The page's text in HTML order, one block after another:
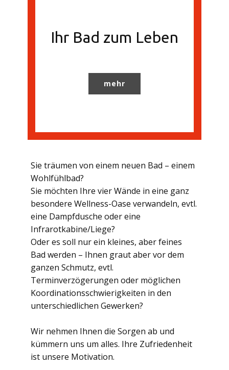
Ihr Bad zum Leben
mehr
Sie träumen von einem neuen Bad – einem
Wohlfühlbad?
Sie möchten Ihre vier Wände in eine ganz
besondere Wellness-Oase verwandeln, evtl.
eine Dampfdusche oder eine
Infrarotkabine/Liege?
Oder es soll nur ein kleines, aber feines
Bad werden – Ihnen graut aber vor dem
ganzen Schmutz, evtl.
Terminverzögerungen oder möglichen
Koordinationsschwierigkeiten in den
unterschiedlichen Gewerken?
Wir nehmen Ihnen die Sorgen ab und
kümmern uns um alles. Ihre Zufriedenheit
ist unsere Motivation.